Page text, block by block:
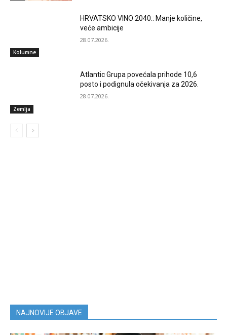
Kolumne
HRVATSKO VINO 2040.: Manje količine,
veće ambicije
28.07.2026.
Zemlja
Atlantic Grupa povećala prihode 10,6
posto i podignula očekivanja za 2026.
28.07.2026.
NAJNOVIJE OBJAVE